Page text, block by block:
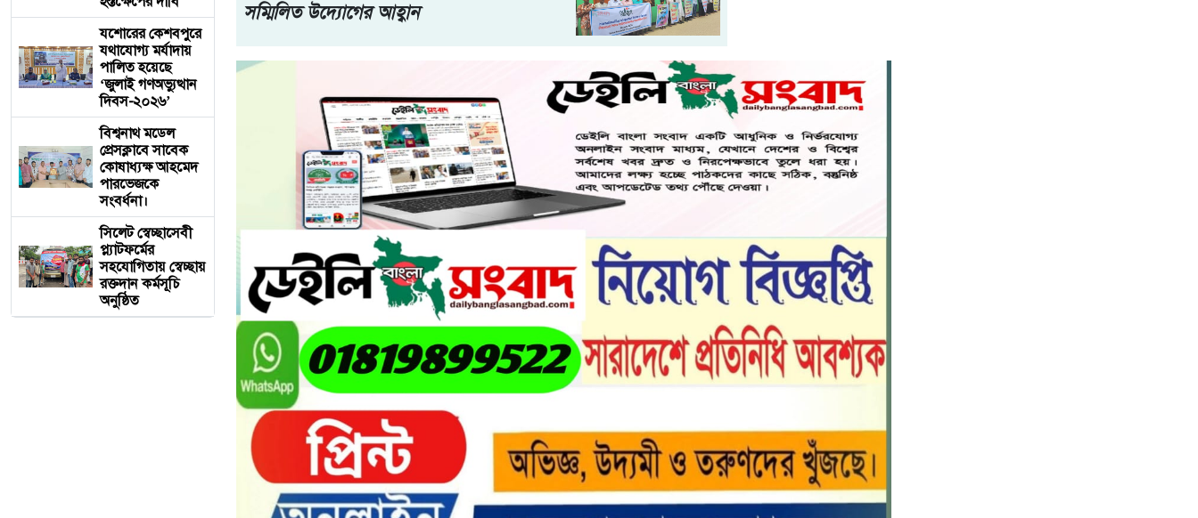
যশোরের কেশবপুরে
যথাযোগ্য মর্যাদায়
পালিত হয়েছে
‘জুলাই গণঅভ্যুত্থান
দিবস-২০২৬’
বিশ্বনাথ মডেল
প্রেসক্লাবে সাবেক
কোষাধ্যক্ষ আহমেদ
পারভেজকে
সংবর্ধনা।
সিলেট স্বেচ্ছাসেবী
প্ল্যাটফর্মের
সহযোগিতায় স্বেচ্ছায়
রক্তদান কর্মসূচি
অনুষ্ঠিত
সম্মিলিত উদ্যোগের আহ্বান